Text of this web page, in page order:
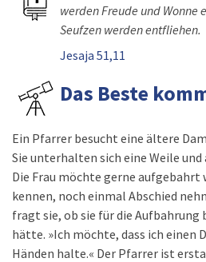
werden Freude und Wonne
Seufzen werden entfliehen.
Jesaja 51,11
Das Beste
Ein Pfarrer besucht eine ältere
Sie unterhalten sich eine Weile und
Die Frau möchte gerne aufgebahrt
kennen, noch einmal Abschied
fragt sie, ob sie für die Aufbahrung
hätte. »Ich möchte, dass ich einen
Händen halte.« Der Pfarrer ist